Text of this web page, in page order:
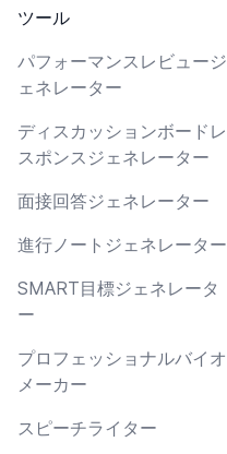
ツール
パフォーマンスレビュージ
ェネレーター
ディスカッションボードレ
スポンスジェネレーター
面接回答ジェネレーター
進行ノートジェネレーター
SMART目標ジェネレータ
ー
プロフェッショナルバイオ
メーカー
スピーチライター